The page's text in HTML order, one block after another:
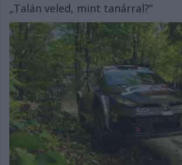
„Talán veled, mint tanárral?”